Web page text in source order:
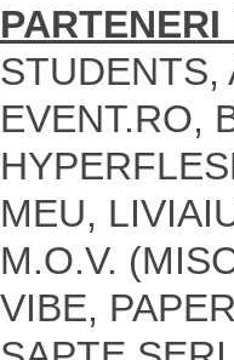
PARTENERI
STUDENTS,
EVENT.RO,
MEU,
M.O.V.
VIBE,